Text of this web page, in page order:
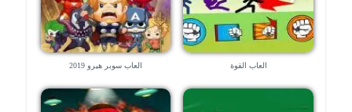
العاب القوة العاب سوبر هيرو 2019